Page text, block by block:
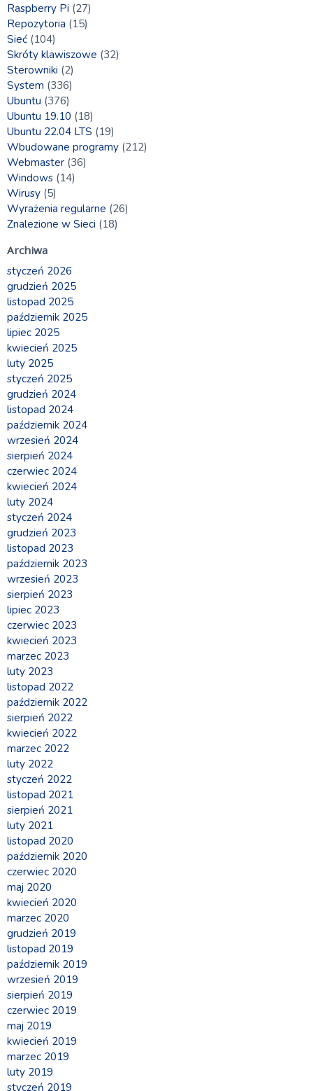
Raspberry Pi (27)
Repozytoria (15)
Sieć (104)
Skróty klawiszowe (32)
Sterowniki (2)
System (336)
Ubuntu (376)
Ubuntu 19.10 (18)
Ubuntu 22.04 LTS (19)
Wbudowane programy (212)
Webmaster (36)
Windows (14)
Wirusy (5)
Wyrażenia regularne (26)
Znalezione w Sieci (18)
Archiwa
styczeń 2026
grudzień 2025
listopad 2025
październik 2025
lipiec 2025
kwiecień 2025
luty 2025
styczeń 2025
grudzień 2024
listopad 2024
październik 2024
wrzesień 2024
sierpień 2024
czerwiec 2024
kwiecień 2024
luty 2024
styczeń 2024
grudzień 2023
listopad 2023
październik 2023
wrzesień 2023
sierpień 2023
lipiec 2023
czerwiec 2023
kwiecień 2023
marzec 2023
luty 2023
listopad 2022
październik 2022
sierpień 2022
kwiecień 2022
marzec 2022
luty 2022
styczeń 2022
listopad 2021
sierpień 2021
luty 2021
listopad 2020
październik 2020
czerwiec 2020
maj 2020
kwiecień 2020
marzec 2020
grudzień 2019
listopad 2019
październik 2019
wrzesień 2019
sierpień 2019
czerwiec 2019
maj 2019
kwiecień 2019
marzec 2019
luty 2019
styczeń 2019